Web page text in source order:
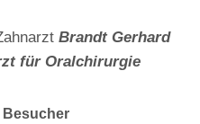
Brandt Gerhard
für Oralchirurgie
Besucher